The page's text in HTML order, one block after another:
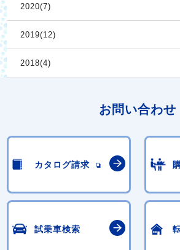
2020(7)
2019(12)
2018(4)
お問い合わせ
カタログ請求
試乗車検索